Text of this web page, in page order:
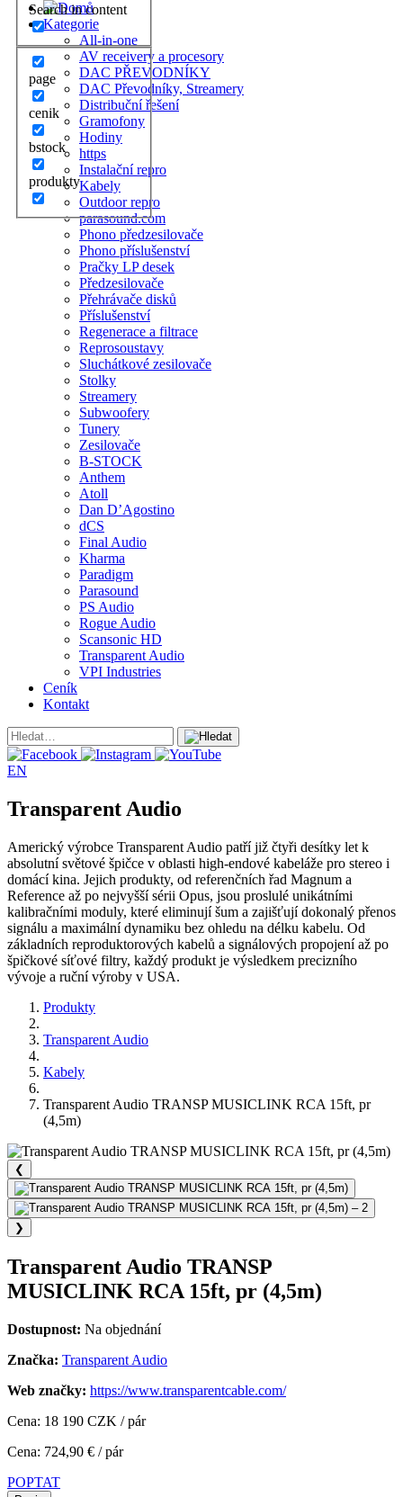
Search in content
page
cenik
bstock
produkty
Kategorie
All-in-one
AV receivery a procesory
DAC PŘEVODNÍKY
DAC Převodníky, Streamery
Distribuční řešení
Gramofony
Hodiny
https
Instalační repro
Kabely
Outdoor repro
parasound.com
Phono předzesilovače
Phono příslušenství
Pračky LP desek
Předzesilovače
Přehrávače disků
Příslušenství
Regenerace a filtrace
Reprosoustavy
Sluchátkové zesilovače
Stolky
Streamery
Subwoofery
Tunery
Zesilovače
B-STOCK
Anthem
Atoll
Dan D’Agostino
dCS
Final Audio
Kharma
Paradigm
Parasound
PS Audio
Rogue Audio
Scansonic HD
Transparent Audio
VPI Industries
Ceník
Kontakt
EN
Transparent Audio
Americký výrobce Transparent Audio patří již čtyři desítky let k
absolutní světové špičce v oblasti high-endové kabeláže pro stereo i
domácí kina. Jejich produkty, od referenčních řad Magnum a
Reference až po nejvyšší sérii Opus, jsou proslulé unikátními
kalibračními moduly, které eliminují šum a zajišťují dokonalý přenos
signálu a maximální dynamiku bez ohledu na délku kabelu. Od
základních reproduktorových kabelů a signálových propojení až po
špičkové síťové filtry, každý produkt je výsledkem precizního
vývoje a ruční výroby v USA.
Produkty
Transparent Audio
Kabely
Transparent Audio TRANSP MUSICLINK RCA 15ft, pr
(4,5m)
❮
❯
Transparent Audio TRANSP
MUSICLINK RCA 15ft, pr (4,5m)
Dostupnost: Na objednání
Značka: Transparent Audio
Web značky: https://www.transparentcable.com/
Cena: 18 190 CZK / pár
Cena: 724,90 € / pár
POPTAT